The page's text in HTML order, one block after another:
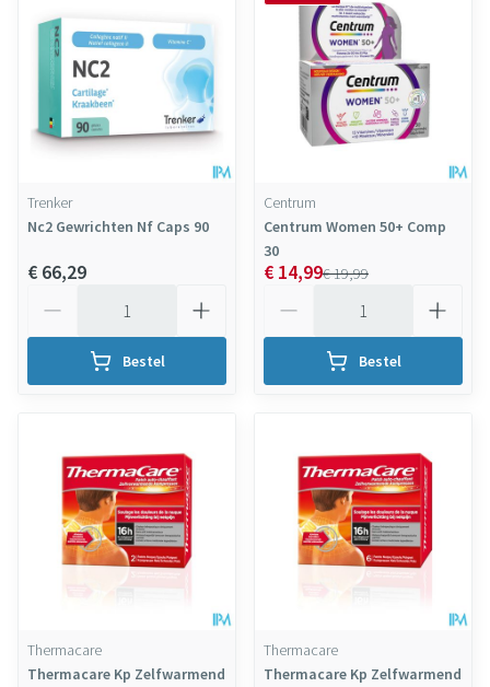
Trenker
Nc2 Gewrichten Nf Caps 90
€ 66,29
Bestel
Centrum
Centrum Women 50+ Comp
30
€ 19,99
€ 14,99
Bestel
Thermacare
Thermacare Kp Zelfwarmend
Thermacare
Thermacare Kp Zelfwarmend